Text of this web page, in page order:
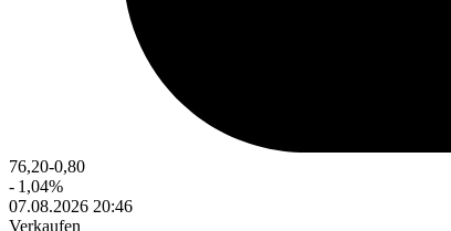
76,20-0,80
- 1,04%
07.08.2026 20:46
Verkaufen